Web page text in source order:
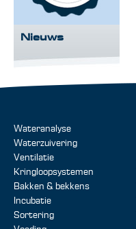
Nieuws
Wateranalyse
Waterzuivering
Ventilatie
Kringloopsystemen
Bakken & bekkens
Incubatie
Sortering